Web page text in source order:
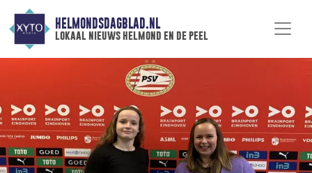
HELMONDSDAGBLAD.NL
lokaal nieuws helmond en de peel